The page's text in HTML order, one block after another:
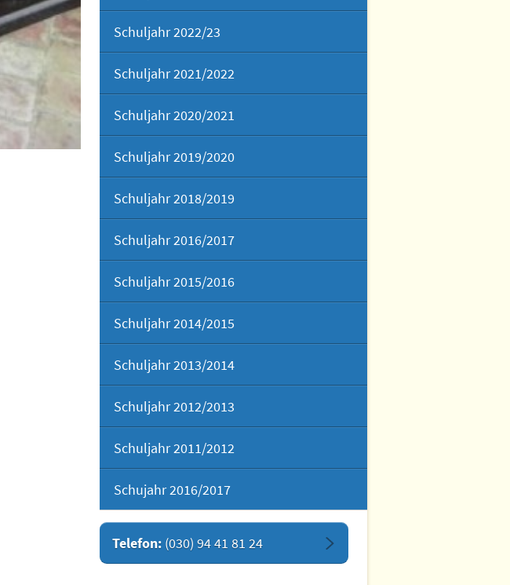
Schuljahr 2022/23
Schuljahr 2021/2022
Schuljahr 2020/2021
Schuljahr 2019/2020
Schuljahr 2018/2019
Schuljahr 2016/2017
Schuljahr 2015/2016
Schuljahr 2014/2015
Schuljahr 2013/2014
Schuljahr 2012/2013
Schuljahr 2011/2012
Schujahr 2016/2017
Telefon: (030) 94 41 81 24